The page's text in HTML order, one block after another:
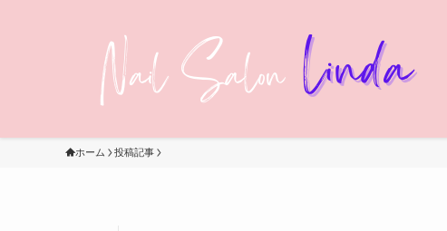
ホーム 投稿記事